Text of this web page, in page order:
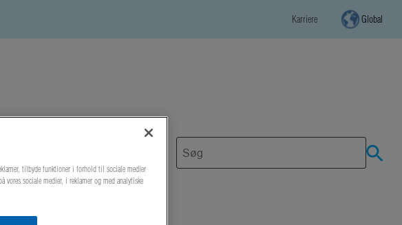
Karriere Global
tilbyde funktioner i forhold til sociale medier
vores sociale medier, i reklamer og med analytiske